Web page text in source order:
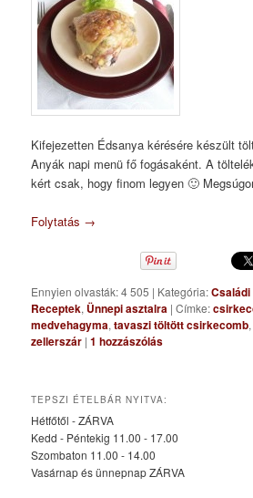
Kifejezetten Édsanya kérésére készült
Anyák napi menü fő fogásaként. A
kért csak, hogy finom legyen 🙂
Folytatás →
Ennyien olvasták: 4 505 | Kategória:
Receptek, Ünnepi asztalra |Címke:
medvehagyma,tavaszi töltött csirkecomb
zellerszár |1 hozzászólás
TEPSZI ÉTELBÁR NYITVA:
Hétfőtől - ZÁRVA
Kedd - Péntekig 11.00 - 17.00
Szombaton 11.00 - 14.00
Vasárnap és ünnepnap ZÁRVA